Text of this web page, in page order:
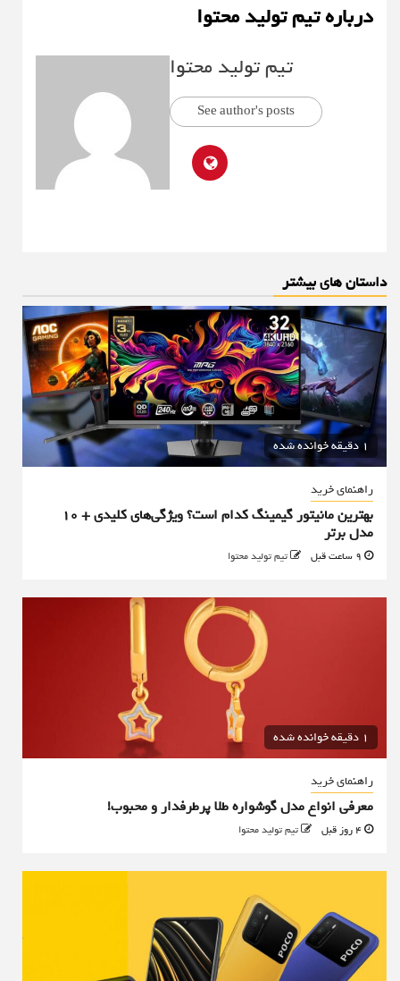
درباره تیم تولید محتوا
تیم تولید محتوا
See author's posts
داستان های بیشتر
1 دقیقه خوانده شده
راهنمای خرید
بهترین مانیتور گیمینگ کدام است؟ ویژگی‌های کلیدی + 10
مدل برتر
تیم تولید محتوا
1 دقیقه خوانده شده
راهنمای خرید
معرفی انواع مدل گوشواره طلا پرطرفدار و محبوب!
تیم تولید محتوا